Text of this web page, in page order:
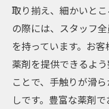
取り揃え、細かいと
の際には、スタッフ
を持っています。お
薬剤を提供できるよ
ことで、手触りが滑
しです。豊富な薬剤